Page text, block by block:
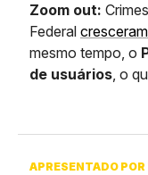
Zoom out:
Federal cresceram
mesmo tempo, o
de usuários, o
APRESENTADO